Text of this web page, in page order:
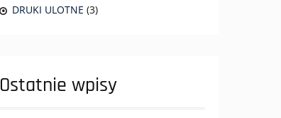
DRUKI ULOTNE (3)
Ostatnie wpisy